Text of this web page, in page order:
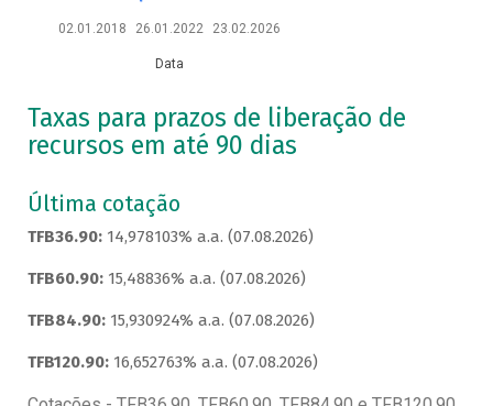
02.01.2018 26.01.2022 23.02.2026
Data
Taxas para prazos de liberação de
recursos em até 90 dias
Última cotação
TFB36.90: 14,978103% a.a. (07.08.2026)
TFB60.90: 15,48836% a.a. (07.08.2026)
TFB84.90: 15,930924% a.a. (07.08.2026)
TFB120.90: 16,652763% a.a. (07.08.2026)